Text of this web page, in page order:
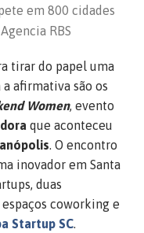
em 800 cidades
RBS
tirar do papel uma
afirmativa são os
Women, evento
que aconteceu
. O encontro
inovador em Santa
duas
coworking e
Startup SC.